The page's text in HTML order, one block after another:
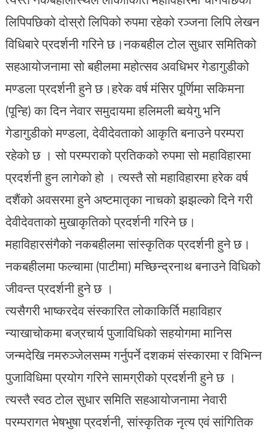
लिपिपछिको दोस्रो लिपिको रुपमा रहेको रञ्जना लिपि लेखन
विधिबारे प्रदर्शनी गरिने छ।नकबहील टोल सुधार समितिको
सहआयोजनामा सो बहीलमा महोत्सव अवधिभर गेडागुडीको
मण्डला प्रदर्शनी हुने छ।हरेक वर्ष मंसिर पूर्णिमा सकिमना
(पून्हि) का दिन नेवार समुदायमा हलिमली ब्वयेगु भनि
गेडागुडीको मण्डला, देवीदेवताको आकृति बनाउने परम्परा
रहेको छ । सो परम्पराको प्रतिकको रुपमा सो महाविहारमा
प्रदर्शनी हुन लागेको हो । त्यस्तै सो महाविहारमा हरेक वर्ष
दशैंको अवसरमा हुने अष्टमातृका नाचको झझल्को दिने गरी
देवीदेवताको मुखाकृतिको प्रदर्शनी गरिने छ।
महाविहारसंगैको नकबहीलमा सांस्कृतिक प्रदर्शनी हुने छ।
नकबहीलमा फल्चामा (पाटीमा) मच्छिन्द्रनाथ बनाउने विधिको
जीवन्त प्रदर्शनी हुने छ ।
त्यसैगरी भाष्करदेव संस्कारित लोकाकिर्ति महाविहार
न्याखाचोकमा बज्रचार्य पुजाविधिको सहयोगमा मानिस
जन्मदेखि नमरुञ्जेलसम्म गर्नुपर्ने दशकमं संस्कारमा र विभिन्न
पुजाविधिमा प्रयोग गरिने सामग्रीको प्रदर्शनी हुने छ ।
त्यस्तै स्वठ टोल सुधार समिति सहआयोजनामा नेवारी
परम्परागत भेषभुषा प्रदर्शनी, सांस्कृतिक नृत्य एवं सांगितिक